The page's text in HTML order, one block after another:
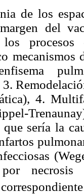
de los
del
procesos
4.
sería la
por necrosis